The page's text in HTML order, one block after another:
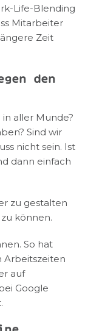
Life-Blending
Mitarbeiter
Zeit
den
aller Munde?
Sind wir
nicht sein. Ist
dann einfach
zu gestalten
können.
So hat
Arbeitszeiten
auf
Google